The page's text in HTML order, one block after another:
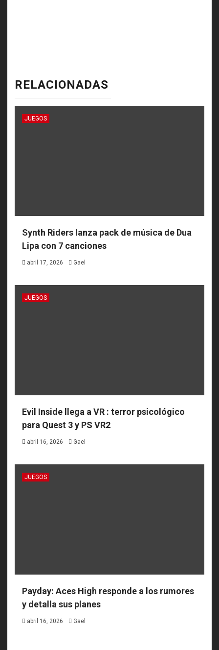
RELACIONADAS
JUEGOS
Synth Riders lanza pack de música de Dua
Lipa con 7 canciones
abril 17, 2026 Gael
JUEGOS
Evil Inside llega a VR : terror psicológico
para Quest 3 y PS VR2
abril 16, 2026 Gael
JUEGOS
Payday: Aces High responde a los rumores
y detalla sus planes
abril 16, 2026 Gael